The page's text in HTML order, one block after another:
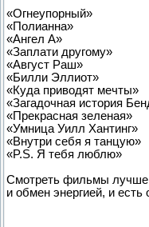
«Огнеупорный»
«Полианна»
«Ангел А»
«Заплати другому»
«Август Раш»
«Билли Эллиот»
«Куда приводят мечты»
«Загадочная история
«Прекрасная зеленая»
«Умница Уилл Хантинг»
«Внутри себя я танцую»
«P.S. Я тебя люблю»
Смотреть фильмы лучше
и обмен энергией, и есть